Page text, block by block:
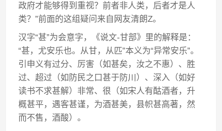
政府才能够得到重视？前者非人类，后者才是人
类？”前面的这组疑问来自网友清朗Z。
汉字“甚”为会意字，《说文-甘部》里的解释是：
“甚，尤安乐也。从甘，从匹”本义为“异常安乐”。
引申义有过分、厉害（如甚矣，汝之不惠）、胜
过、超过（如防民之口甚于防川）、深入（如好
读书不求甚解）非常、很（如宋人有酤酒者，升
概甚平，遇客甚谨，为酒甚美，县帜甚高著，然
而不售，酒酸）。